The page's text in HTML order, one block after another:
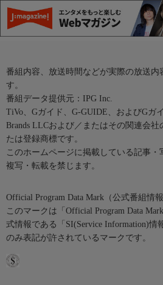
番組内容、放送時間などが実際の放送内
す。
番組データ提供元：IPG Inc.
TiVo、Gガイド、G-GUIDE、およびGガ
Brands LLCおよび／またはその関連会社
たは登録商標です。
このホームページに掲載している記事
複写・転載を禁じます。
Official Program Data Mark（公式番組情報
このマークは「Official Program Data
式情報である「SI(Service Information)情
のみ表記が許されているマークです。